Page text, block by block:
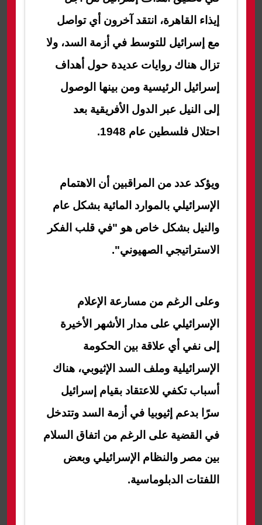
إيذاء القاهرة، انتقد آخرون أي تواصل
مع إسرائيل للتوسط في أزمة السد، ولا
تزال هناك روايات عديدة حول أهداف
إسرائيل الرئيسية ومن بينها الوصول
إلى النيل عبر الدول الأفريقية بعد
احتلال فلسطين عام 1948.
ويؤكد عدد من المراقبين أن الاهتمام
الإسرائيلي بالموارد المائية بشكل عام
والنيل بشكل خاص هو "في قلب الفكر
الاستراتيجي الصهيوني".
وعلى الرغم من مسارعة الإعلام
الإسرائيلي على مدار الأشهر الأخيرة
إلى نفي أي علاقة بين الحكومة
الإسرائيلية وملف السد الإثيوبي، هناك
أسباب تكفي للاعتقاد بقيام إسرائيل
سرًا بدعم إثيوبيا في أزمة السد وتتدخل
في القضية على الرغم من اتفاق السلام
بين مصر والنظام الإسرائيلي وبعض
اللفتات الدبلوماسية.